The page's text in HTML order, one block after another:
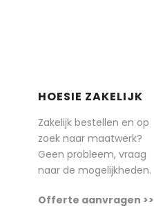
HOESIE ZAKELIJK
Zakelijk bestellen en op
zoek naar maatwerk?
Geen probleem, vraag
naar de mogelijkheden.
Offerte aanvragen >>